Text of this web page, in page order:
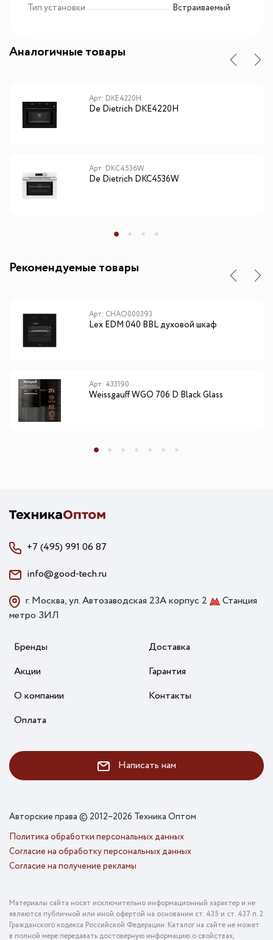
Тип установки
Встраиваемый
Аналогичные товары
Арт: DKE4220H
De Dietrich DKE4220H
Арт: DKC4536W
De Dietrich DKC4536W
Рекомендуемые товары
Арт: CHAO000393
Lex EDM 040 BBL духовой шкаф
Арт: 433190
Weissgauff WGO 706 D Black Glass
+7 (495) 991 06 87
info@good-tech.ru
г. Москва, ул. Автозаводская 23А корпус 2
Станция
метро ЗИЛ
Бренды
Акции
О компании
Оплата
Доставка
Гарантия
Контакты
Написать нам
Авторские права © 2012–2026 Техника Оптом
Политика обработки персональных данных
Согласие на обработку персональных данных
Согласие на получение рекламы
Материалы сайта носят исключительно информационный характер и не
являются публичной или иной офертой на основании ст. 435 и ст. 437 п. 2
Гражданского кодекса Российской Федерации. Каталог на сайте не может
в полной мере передавать достоверную информацию о свойствах,